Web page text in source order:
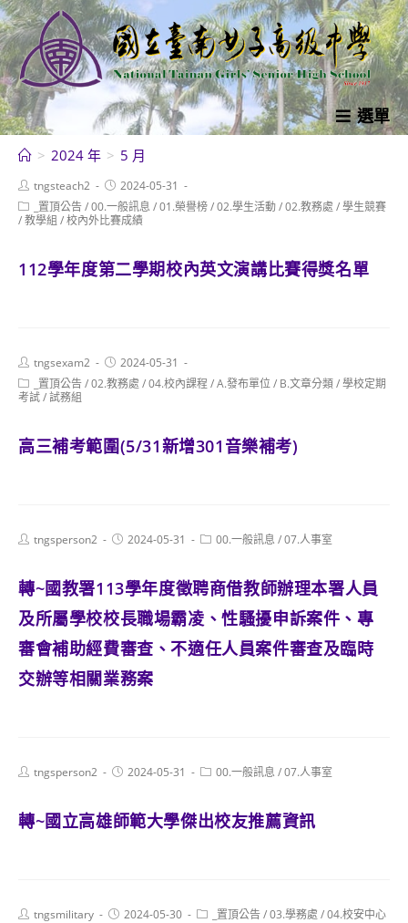
跳
轉
至
主
要
內
選單
> 2024 年 > 5 月
Post
author:
tngsteach2
Post
published:
2024-05-31
Post
category:
_置頂公告/00.一般訊息 /01.榮譽榜/02.學生活動/02.教務處 /學生競賽
/教學組 /校內外比賽成績
112學年度第二學期校內英文演講比賽得獎名單
Post
author:
tngsexam2
Post
published:
2024-05-31
Post
category:
_置頂公告/02.教務處 /04.校內課程 /A.發布單位/ B.文章分類/學校定期
考試/試務組
高三補考範圍(5/31新增301音樂補考)
Posttngsperson2
Post2024-05-31
Post00.一般訊息 /07.人事室
轉~國教署113學年度徵聘商借教師辦理本署人員
及所屬學校校長職場霸凌、性騷擾申訴案件、專
審會補助經費審查、不適任人員案件審查及臨時
交辦等相關業務案
Posttngsperson2
Post2024-05-31
Post00.一般訊息 /07.人事室
轉~國立高雄師範大學傑出校友推薦資訊
Posttngsmilitary
Post2024-05-30
Post _置頂公告/03.學務處 /04.校安中心